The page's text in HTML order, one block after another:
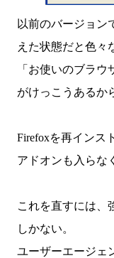
以前のバージョン
えた状態だと色々
「お使いのブラ
がけっこうあるか
Firefoxを再インス
アドオンも入らな
これを直すには、
しかない。
ユーザーエージェ